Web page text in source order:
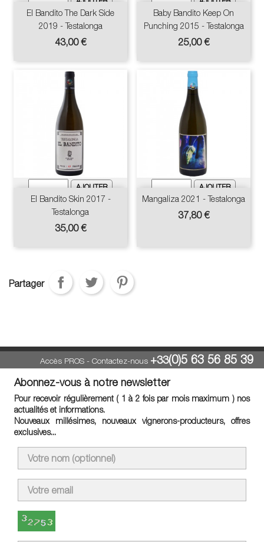
El Bandito The Dark Side
2019 - Testalonga
Prix
43,00 €
Baby Bandito Keep On
Punching 2015 - Testalonga
Prix
25,00 €
El Bandito Skin 2017 -
Testalonga
Prix
35,00 €
Mangaliza 2021 - Testalonga
Prix
37,80 €
Partager
Accès PROS- Contactez-nous +33(0)5 63 56 85 39
Abonnez-vous à notre newsletter
Pour recevoir régulièrement ( 1 à 2 fois par mois maximum ) nos
actualités et informations.
Nouveaux millésimes, nouveaux vignerons-producteurs, offres
exclusives...